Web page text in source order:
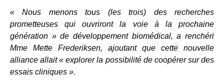
« Nous menons tous (les trois) des recherches
prometteuses qui ouvriront la voie à la prochaine
génération » de développement biomédical, a renchéri
Mme Mette Frederiksen, ajoutant que cette nouvelle
alliance allait « explorer la possibilité de coopérer sur des
essais cliniques ».